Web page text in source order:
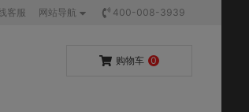
客服 网站导航 400-008-3939
购物车 0